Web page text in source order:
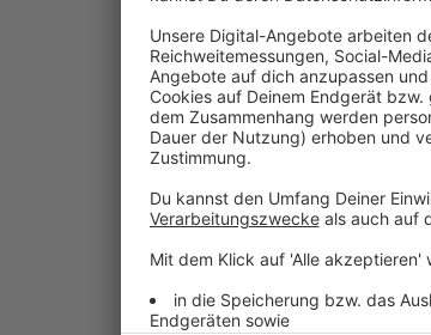
Anzeige
Anzeige
Gestern
berichtet